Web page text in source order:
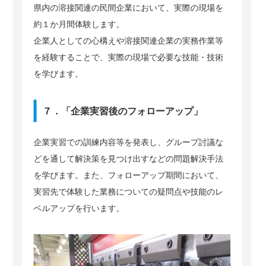
県内の溶接関連の民間企業において、実際の現場を
約１か月間体験します。
企業人としての心構えや溶接関連企業の実務作業等
を経験することで、実際の現場で必要な技能・技術
を学びます。
７．「企業実習後のフォローアップ」
企業実習での訓練内容等を発表し、グループ討議な
どを通して解決策を見つけ出すなどの問題解決手法
を学びます。また、フォローアップ期間において、
実習先で体験した業務についての疑問点や技能のレ
ベルアップを行います。